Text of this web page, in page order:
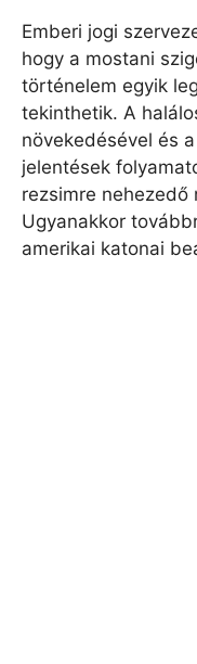
Emberi jogi
hogy a mostani
történelem egyik
tekinthetik. A
növekedésével és
jelentések
rezsimre nehezedő
Ugyanakkor
amerikai katonai